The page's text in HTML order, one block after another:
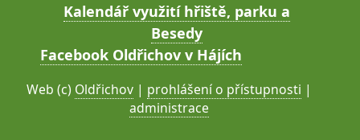
Kalendář využití hřiště, parku a
Besedy
Facebook Oldřichov v Hájích
Web (c) Oldřichov | prohlášení o přístupnosti |
administrace